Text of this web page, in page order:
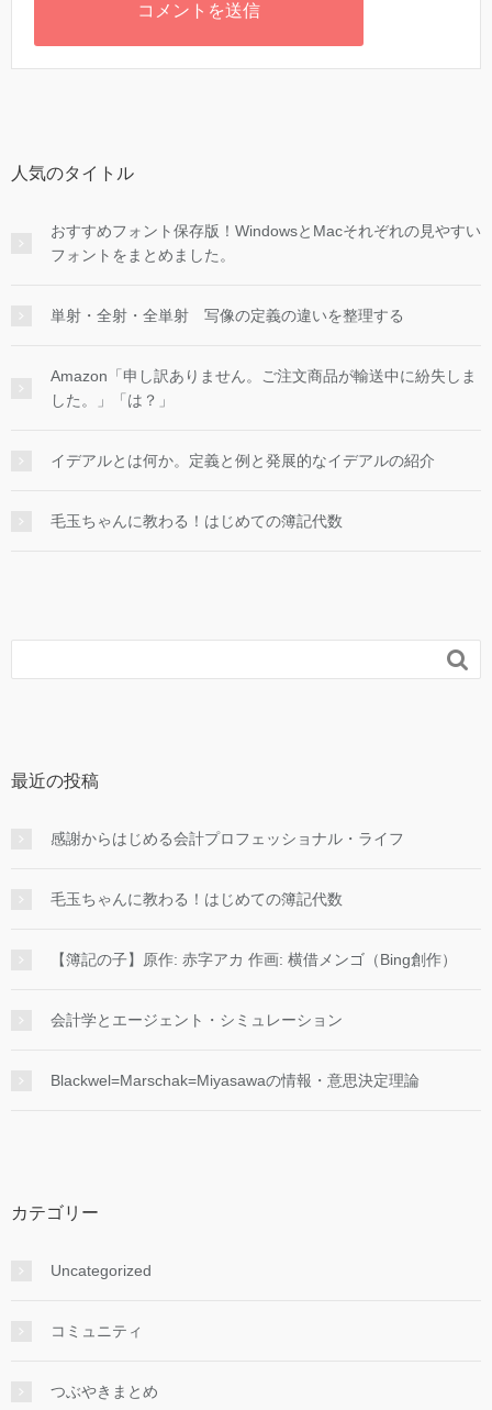
人気のタイトル
おすすめフォント保存版！WindowsとMacそれぞれの見やすい
フォントをまとめました。
単射・全射・全単射 写像の定義の違いを整理する
Amazon「申し訳ありません。ご注文商品が輸送中に紛失しま
した。」「は？」
イデアルとは何か。定義と例と発展的なイデアルの紹介
毛玉ちゃんに教わる！はじめての簿記代数

最近の投稿
感謝からはじめる会計プロフェッショナル・ライフ
毛玉ちゃんに教わる！はじめての簿記代数
【簿記の子】原作: 赤字アカ 作画: 横借メンゴ（Bing創作）
会計学とエージェント・シミュレーション
Blackwel=Marschak=Miyasawaの情報・意思決定理論
カテゴリー
Uncategorized
コミュニティ
つぶやきまとめ